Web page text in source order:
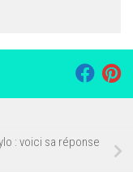
: voici sa réponse